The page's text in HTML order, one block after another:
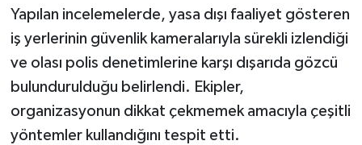
Yapılan incelemelerde, yasa dışı faaliyet gösteren
iş yerlerinin güvenlik kameralarıyla sürekli izlendiği
ve olası polis denetimlerine karşı dışarıda gözcü
bulundurulduğu belirlendi. Ekipler,
organizasyonun dikkat çekmemek amacıyla çeşitli
yöntemler kullandığını tespit etti.